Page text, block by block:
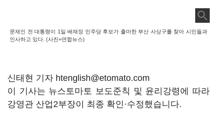
문재인 전 대통령이 1일 배재정 민주당 후보가 출마한 부산 사상구를 찾아 시민들과
인사하고 있다. (사진=연합뉴스)
신태현 기자 htenglish@etomato.com
이 기사는 뉴스토마토 보도준칙 및 윤리강령에 따라
강영관 산업2부장이 최종 확인·수정했습니다.